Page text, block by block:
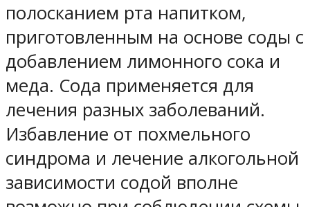
полосканием рта напитком,
приготовленным на основе соды с
добавлением лимонного сока и
меда. Сода применяется для
лечения разных заболеваний.
Избавление от похмельного
синдрома и лечение алкогольной
зависимости содой вполне